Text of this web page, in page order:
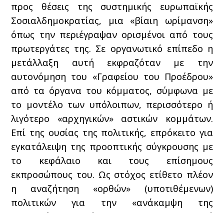
προς θέσεις της συστημικής ευρωπαϊκής
Σοσιαλδημοκρατίας, μια «βίαιη ωρίμανση»
όπως την περιέγραψαν ορισμένοι από τους
πρωτεργάτες της. Σε οργανωτικό επίπεδο η
μετάλλαξη αυτή εκφραζόταν με την
αυτονόμηση του «Γραφείου του Προέδρου»
από τα όργανα του κόμματος, σύμφωνα με
το μοντέλο των υπόλοιπων, περισσότερο ή
λιγότερο «αρχηγικών» αστικών κομμάτων.
Επί της ουσίας της πολιτικής, επρόκειτο για
εγκατάλειψη της προοπτικής σύγκρουσης με
το κεφάλαιο και τους επίσημους
εκπροσώπους του. Ως στόχος ετίθετο πλέον
η αναζήτηση «ορθών» (υποτιθέμενων)
πολιτικών για την «ανάκαμψη της